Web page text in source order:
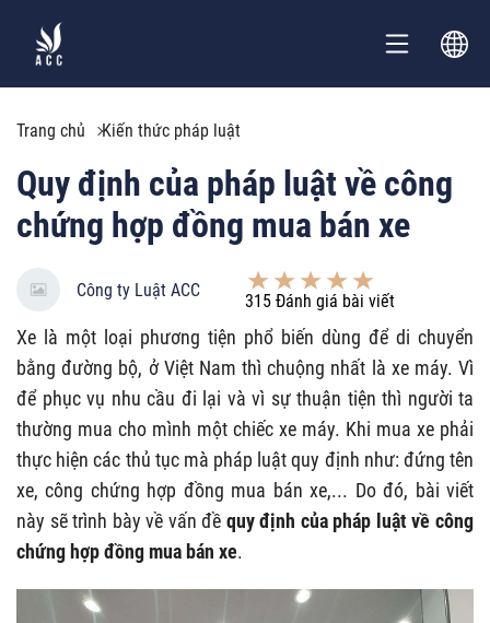
Trang chủ Kiến thức pháp luật
Quy định của pháp luật về công
chứng hợp đồng mua bán xe
Công ty Luật ACC
315 Đánh giá bài viết
Xe là một loại phương tiện phổ biến dùng để di chuyển
bằng đường bộ, ở Việt Nam thì chuộng nhất là xe máy. Vì
để phục vụ nhu cầu đi lại và vì sự thuận tiện thì người ta
thường mua cho mình một chiếc xe máy. Khi mua xe phải
thực hiện các thủ tục mà pháp luật quy định như: đứng tên
xe, công chứng hợp đồng mua bán xe,... Do đó, bài viết
này sẽ trình bày về vấn đề quy định của pháp luật về công
chứng hợp đồng mua bán xe.